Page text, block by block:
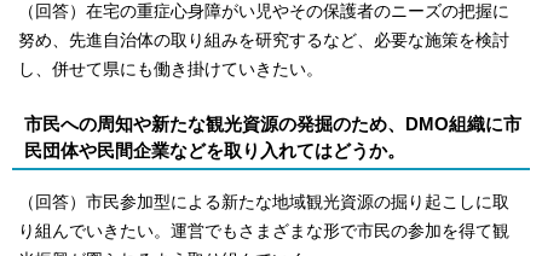
（回答）在宅の重症心身障がい児やその保護者のニーズの把握に
努め、先進自治体の取り組みを研究するなど、必要な施策を検討
し、併せて県にも働き掛けていきたい。
市民への周知や新たな観光資源の発掘のため、DMO組織に市
民団体や民間企業などを取り入れてはどうか。
（回答）市民参加型による新たな地域観光資源の掘り起こしに取
り組んでいきたい。運営でもさまざまな形で市民の参加を得て観